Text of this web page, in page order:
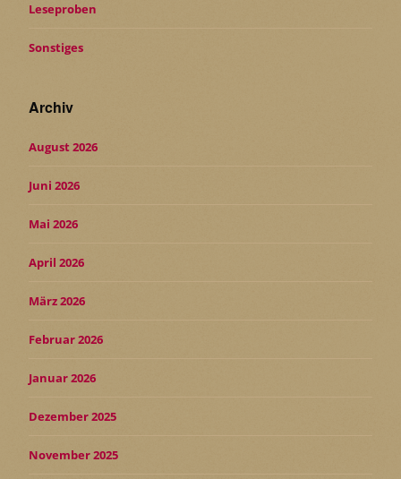
Leseproben
Sonstiges
Archiv
August 2026
Juni 2026
Mai 2026
April 2026
März 2026
Februar 2026
Januar 2026
Dezember 2025
November 2025